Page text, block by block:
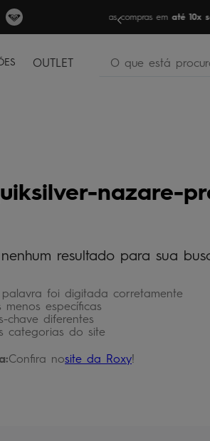
FRETE GRÁTIS
OUTLET
O que está
nazare-
resultado para sua
foi digitada corretamente
menos específicas
chave diferentes
categorias do site
Confira nosite da Roxy!